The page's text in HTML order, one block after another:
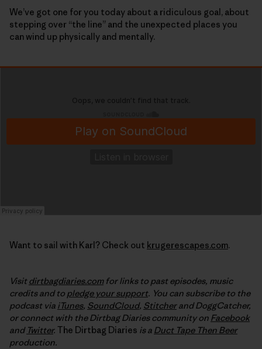
We’ve got one for you today about a ridiculous goal, about
stepping over “the line” and the unexpected places you
can wind up physically and mentally.
Want to sail with Karl? Check out krugerescapes.com.
Visitdirtbagdiaries.comfor links to past episodes, music
credits and to pledge your support. You can subscribe to the
podcast via iTunes, SoundCloud, Stitcherand DoggCatcher,
or connect with the Dirtbag Diaries community on Facebook
and Twitter. The Dirtbag Diaries is a Duct Tape Then Beer
production.